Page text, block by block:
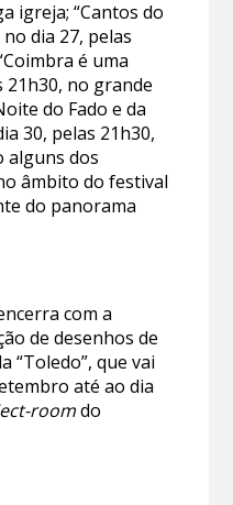
igreja; “Cantos do
dia 27, pelas
é uma
21h30, no grande
do Fado e da
30, pelas 21h30,
alguns dos
âmbito do festival
do panorama
com a
de desenhos de
“Toledo”, que vai
até ao dia
roomdo